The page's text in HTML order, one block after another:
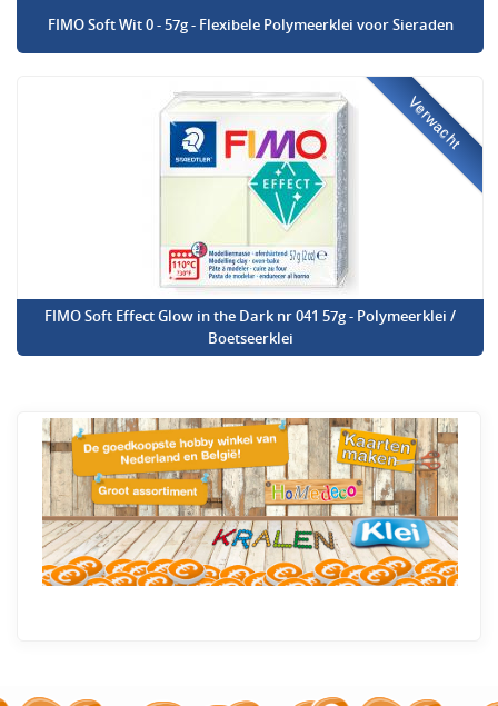
FIMO Soft Wit 0 - 57g - Flexibele Polymeerklei voor Sieraden
Verwacht
FIMO Soft Effect Glow in the Dark nr 041 57g - Polymeerklei /
Boetseerklei